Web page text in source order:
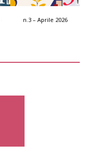
n.3 – Aprile 2026